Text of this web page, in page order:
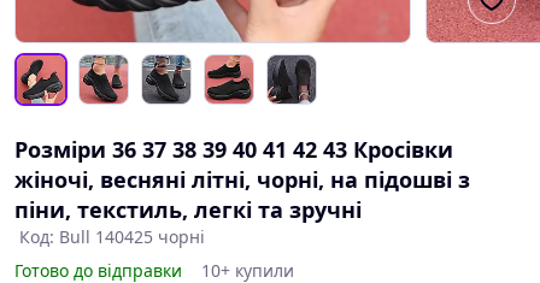
Розміри 36 37 38 39 40 41 42 43 Кросівки
жіночі, весняні літні, чорні, на підошві з
піни, текстиль, легкі та зручні
Код: Bull 140425 чорні
Готово до відправки
10+ купили